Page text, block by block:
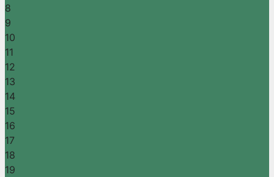
8
9
10
11
12
13
14
15
16
17
18
19